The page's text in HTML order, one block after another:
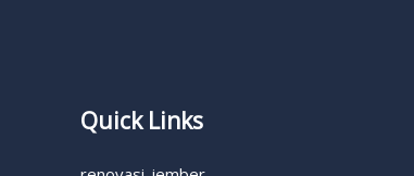
Quick Links